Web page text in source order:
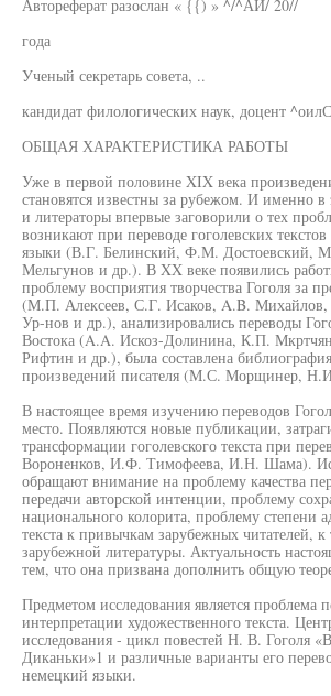
Автореферат разослан « {{) » ^/^АИ/ 20//
года
Ученый секретарь совета, ..
кандидат филологических наук, доцент
ОБЩАЯ ХАРАКТЕРИСТИКА РАБОТЫ
Уже в первой половине XIX века
становятся известны за рубежом. И именно в
и литераторы впервые заговорили о тех
возникают при переводе гоголевских
языки (В.Г. Белинский, Ф.М. Достоевский,
Мельгунов и др.). В XX веке появились
проблему восприятия творчества Гоголя за
(М.П. Алексеев, С.Г. Исаков, A.B.
Ур-нов и др.), анализировались переводы
Востока (A.A. Искоз-Долинина, К.П.
Рифтин и др.), была составлена
произведений писателя (М.С. Морщинер,
В настоящее время изучению переводов
место. Появляются новые публикации,
трансформации гоголевского текста при
Вороненков, И.Ф. Тимофеева, И.Н. Шама).
обращают внимание на проблему качества
передачи авторской интенции, проблему
национального колорита, проблему степени
текста к привычкам зарубежных читателей,
зарубежной литературы. Актуальность
тем, что она призвана дополнить общую
Предметом исследования является проблема
интерпретации художественного текста.
исследования - цикл повестей Н. В. Гоголя
Диканьки»1 и различные варианты его
немецкий языки.